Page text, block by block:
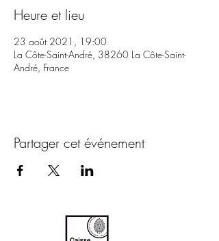
Heure et lieu
23 août 2021, 19:00
La Côte-Saint-André, 38260 La Côte-Saint-
André, France
Partager cet événement